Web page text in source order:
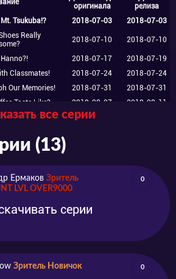
оригинала
релиза
Tsukuba!? 2018-07-03 2018-07-03
Really
2018-07-10 2018-07-10
2018-07-17
2018-07-19
Classmates! 2018-07-24
2018-07-24
Our Memories! 2018-07-31
2018-07-31
Taste Like? 2018-08-07 2018-08-11
Work, Neither
2018-08-14
Own Views
2018-09-04 2018-09-04
2018-09-18
2018-09-18
все серии
(13)
Ермаков Зритель
LVL OVER9000
0
серии
Зритель Новичок 0